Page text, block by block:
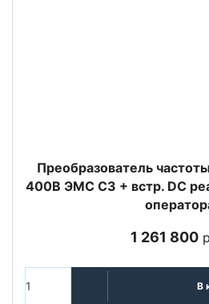
Преобразователь
400В ЭМС С3 + встр. DC
1 261 800
В